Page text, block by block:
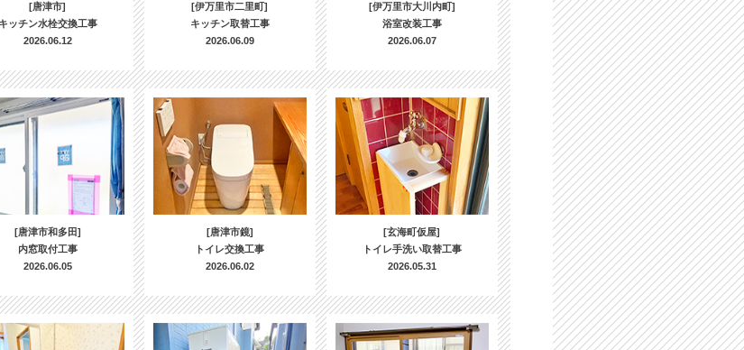
[唐津市]
キッチン水栓交換工事
2026.06.12
[伊万里市二里町]
キッチン取替工事
2026.06.09
[伊万里市大川内町]
浴室改装工事
2026.06.07
[唐津市和多田]
内窓取付工事
2026.06.05
[唐津市鏡]
トイレ交換工事
2026.06.02
[玄海町仮屋]
トイレ手洗い取替工事
2026.05.31